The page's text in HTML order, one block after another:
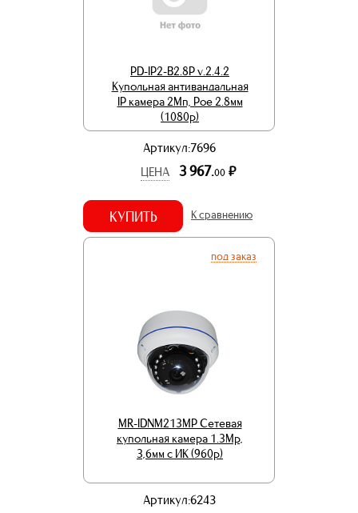
PD-IP2-B2.8P v.2.4.2
Купольная антивандальная
IP камера 2Мп, Poe 2.8мм
(1080p)
Артикул:7696
ЦЕНА
3 967.00 р.
КУПИТЬ К сравнению
под заказ
MR-IDNM213MP Сетевая
купольная камера 1.3Mp,
3,6мм с ИК (960p)
Артикул:6243